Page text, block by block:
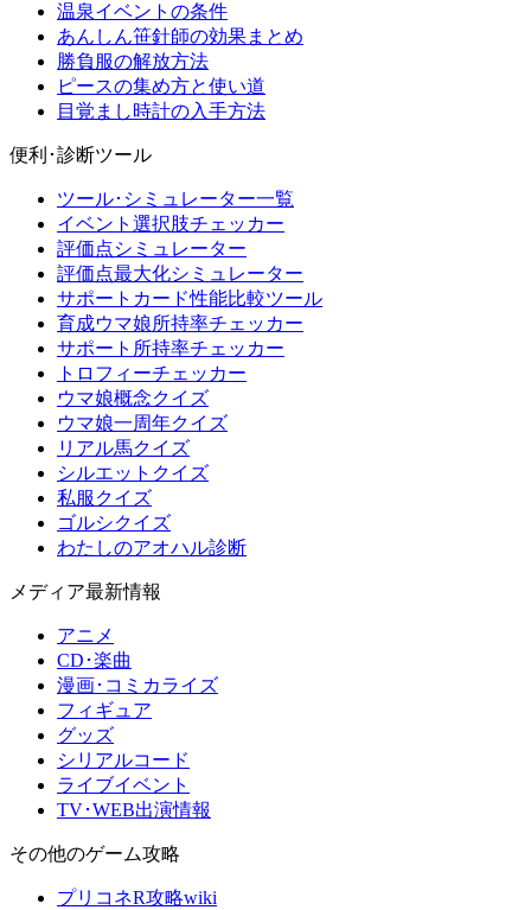
温泉イベントの条件
あんしん笹針師の効果まとめ
勝負服の解放方法
ピースの集め方と使い道
目覚まし時計の入手方法
便利･診断ツール
ツール･シミュレーター一覧
イベント選択肢チェッカー
評価点シミュレーター
評価点最大化シミュレーター
サポートカード性能比較ツール
育成ウマ娘所持率チェッカー
サポート所持率チェッカー
トロフィーチェッカー
ウマ娘概念クイズ
ウマ娘一周年クイズ
リアル馬クイズ
シルエットクイズ
私服クイズ
ゴルシクイズ
わたしのアオハル診断
メディア最新情報
アニメ
CD･楽曲
漫画･コミカライズ
フィギュア
グッズ
シリアルコード
ライブイベント
TV･WEB出演情報
その他のゲーム攻略
プリコネR攻略wiki